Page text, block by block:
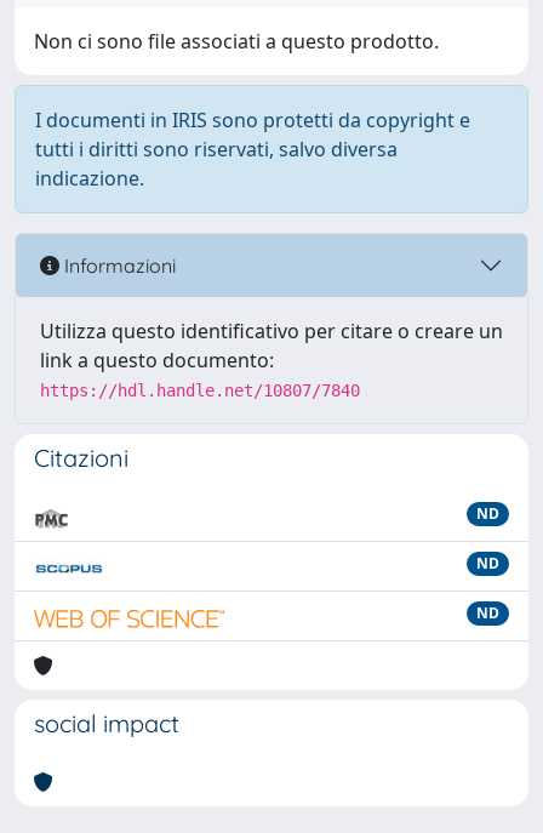
Non ci sono file associati a questo prodotto.
I documenti in IRIS sono protetti da copyright e
tutti i diritti sono riservati, salvo diversa
indicazione.
Informazioni
Utilizza questo identificativo per citare o creare un
link a questo documento:
https://hdl.handle.net/10807/7840
Citazioni
ND
ND
ND
social impact